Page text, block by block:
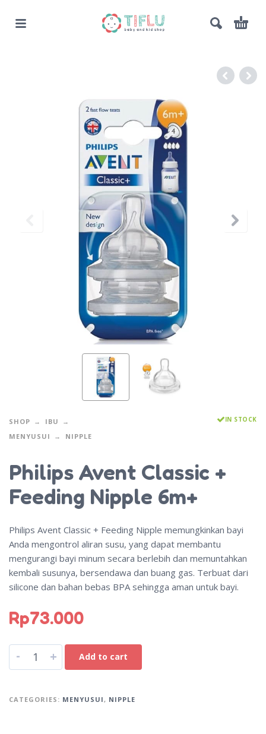
SHOP
IBU
MENYUSUI
NIPPLE
IN STOCK
Philips Avent Classic +
Feeding Nipple 6m+
Philips Avent Classic + Feeding Nipple memungkinkan bayi
Anda mengontrol aliran susu, yang dapat membantu
mengurangi bayi minum secara berlebih dan memuntahkan
kembali susunya, bersendawa dan buang gas. Terbuat dari
silicone dan bahan bebas BPA sehingga aman untuk bayi.
Rp73.000
- + Add to cart
CATEGORIES: MENYUSUI, NIPPLE